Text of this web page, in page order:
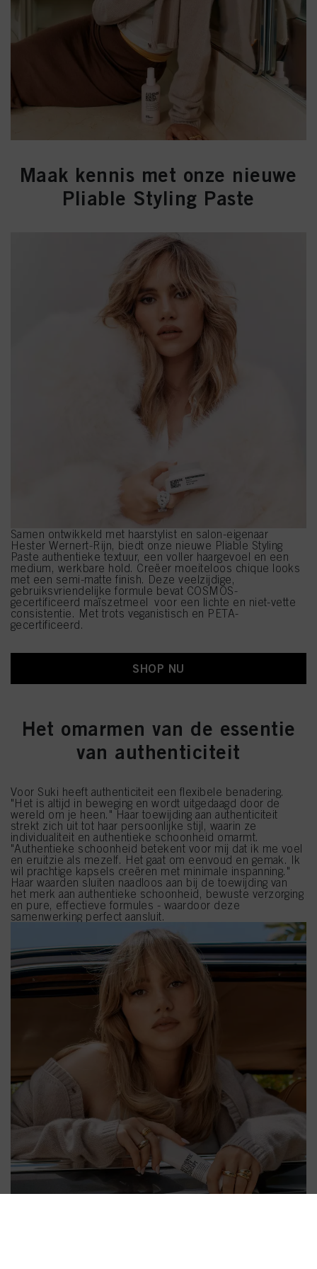
Maak kennis met onze nieuwe
Pliable Styling Paste
Samen ontwikkeld met haarstylist en salon-eigenaar
Hester Wernert-Rijn, biedt onze nieuwe Pliable Styling
Paste authentieke textuur, een voller haargevoel en een
medium, werkbare hold. Creëer moeiteloos chique looks
met een semi-matte finish. Deze veelzijdige,
gebruiksvriendelijke formule bevat COSMOS-
gecertificeerd maïszetmeel voor een lichte en niet-vette
consistentie. Met trots veganistisch en PETA-
gecertificeerd.
SHOP NU
Het omarmen van de essentie
van authenticiteit
Voor Suki heeft authenticiteit een flexibele benadering.
"Het is altijd in beweging en wordt uitgedaagd door de
wereld om je heen." Haar toewijding aan authenticiteit
strekt zich uit tot haar persoonlijke stijl, waarin ze
individualiteit en authentieke schoonheid omarmt.
"Authentieke schoonheid betekent voor mij dat ik me voel
en eruitzie als mezelf. Het gaat om eenvoud en gemak. Ik
wil prachtige kapsels creëren met minimale inspanning."
Haar waarden sluiten naadloos aan bij de toewijding van
het merk aan authentieke schoonheid, bewuste verzorging
en pure, effectieve formules - waardoor deze
samenwerking perfect aansluit.